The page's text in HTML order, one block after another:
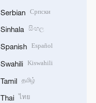
Serbian Српски
Sinhala සිංහල
Spanish Español
Swahili Kiswahili
Tamil தமிழ்
Thai ไทย